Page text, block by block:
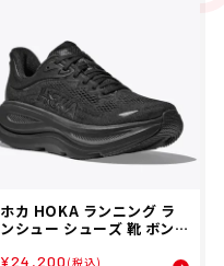
ホカ HOKA ランニング ラ
ンシュー シューズ 靴 ボンダ
¥24,200 (税込)